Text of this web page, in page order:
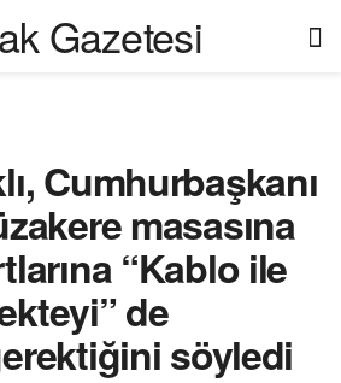
Cumhurbaşkanı
masasına
“Kablo ile
de
söyledi